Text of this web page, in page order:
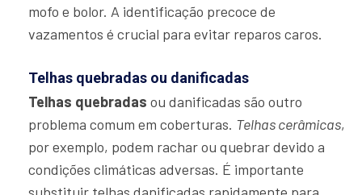
mofo e bolor. A identificação precoce de
vazamentos é crucial para evitar reparos caros.
Telhas quebradas ou danificadas
Telhas quebradas ou danificadas são outro
problema comum em coberturas. Telhas cerâmicas,
por exemplo, podem rachar ou quebrar devido a
condições climáticas adversas. É importante